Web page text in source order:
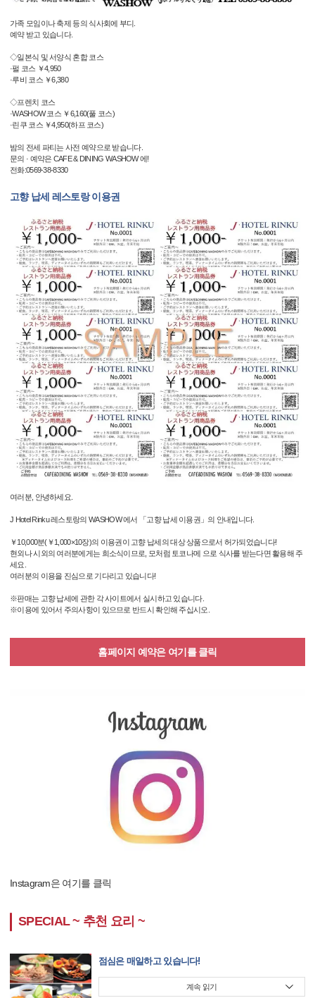
가족 모임이나 축제 등의 식사회에 부디.
예약 받고 있습니다.
◇일본식 및 서양식 혼합 코스
·펄 코스 ￥4,950
·루비 코스 ￥6,380
◇프렌치 코스
·WASHOW 코스 ￥6,160(풀 코스)
·린쿠 코스 ￥4,950(하프 코스)
밤의 전세 파티는 사전 예약으로 받습니다.
문의 · 예약은 CAFE & DINING WASHOW 에!
전화:0569-38-8330
고향 납세 레스토랑 이용권
여러분, 안녕하세요.
J Hotel Rinku 레스토랑의 WASHOW 에서 「고향 납세 이용권」의 안내입니다.
￥10,000분(￥1,000×10장)의 이용권이 고향 납세의 대상 상품으로서 허가되었습니다!
현외나 시외의 여러분에게는 희소식이므로, 모처럼 토코나메 으로 식사를 받는다면 활용해 주
세요.
여러분의 이용을 진심으로 기다리고 있습니다!
※판매는 고향 납세에 관한 각 사이트에서 실시하고 있습니다.
※이용에 있어서 주의사항이 있으므로 반드시 확인해 주십시오.
홈페이지 예약은 여기를 클릭
Instagram은 여기를 클릭
SPECIAL ~ 추천 요리 ~
점심은 매일하고 있습니다!
계속 읽기